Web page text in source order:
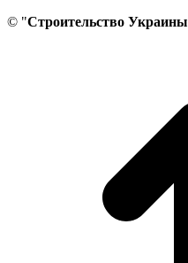
© "Строительство Украины